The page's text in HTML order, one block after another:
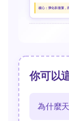
你可以
為什麼